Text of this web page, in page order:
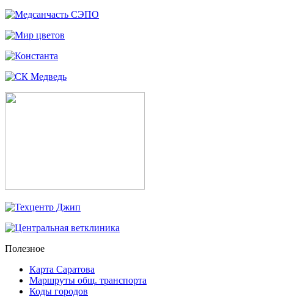
Полезное
Карта Саратова
Маршруты общ. транспорта
Коды городов